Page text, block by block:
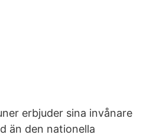
erbjuder sina invånare
än den nationella